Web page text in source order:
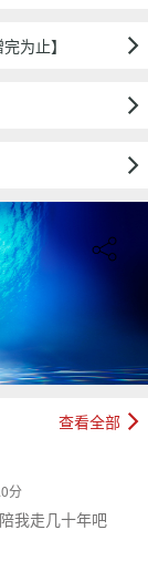
为止】
查看全部
分
我走几十年吧